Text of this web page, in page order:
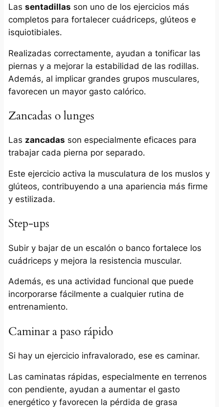
Las sentadillas son uno de los ejercicios más
completos para fortalecer cuádriceps, glúteos e
isquiotibiales.
Realizadas correctamente, ayudan a tonificar las
piernas y a mejorar la estabilidad de las rodillas.
Además, al implicar grandes grupos musculares,
favorecen un mayor gasto calórico.
Zancadas o lunges
Las zancadas son especialmente eficaces para
trabajar cada pierna por separado.
Este ejercicio activa la musculatura de los muslos y
glúteos, contribuyendo a una apariencia más firme
y estilizada.
Step-ups
Subir y bajar de un escalón o banco fortalece los
cuádriceps y mejora la resistencia muscular.
Además, es una actividad funcional que puede
incorporarse fácilmente a cualquier rutina de
entrenamiento.
Caminar a paso rápido
Si hay un ejercicio infravalorado, ese es caminar.
Las caminatas rápidas, especialmente en terrenos
con pendiente, ayudan a aumentar el gasto
energético y favorecen la pérdida de grasa